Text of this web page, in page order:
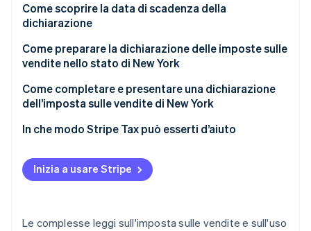
Stripe Sessions 2026
Scopri come Stripe sta costruendo l'infrastruttura
Guarda ora
Come scoprire la data di scadenza della
dichiarazione
Requisiti di pagamento anticipato dell’imposta sulle
vendite di New York
Come preparare la dichiarazione delle imposte sulle
vendite nello stato di New York
Identifica le transazioni di vendita imponibili ed
esenti
Identifica e applica le aliquote dell’imposta sulle
Come completare e presentare una dichiarazione
dell’imposta sulle vendite di New York
In che modo Stripe Tax può esserti d’aiuto
Inizia a usare Stripe
Le complesse leggi sull'imposta sulle vendite e sull'uso